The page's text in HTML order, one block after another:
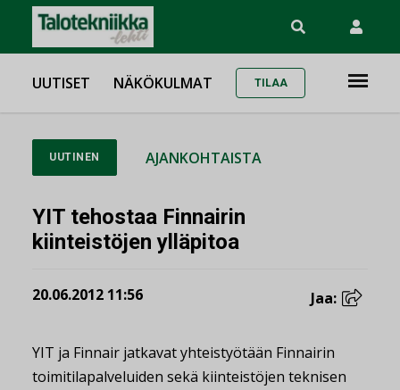
UUTISET NÄKÖKULMAT TILAA
UUTINEN AJANKOHTAISTA
YIT tehostaa Finnairin
kiinteistöjen ylläpitoa
20.06.2012 11:56 Jaa:
YIT ja Finnair jatkavat yhteistyötään Finnairin
toimitilapalveluiden sekä kiinteistöjen teknisen